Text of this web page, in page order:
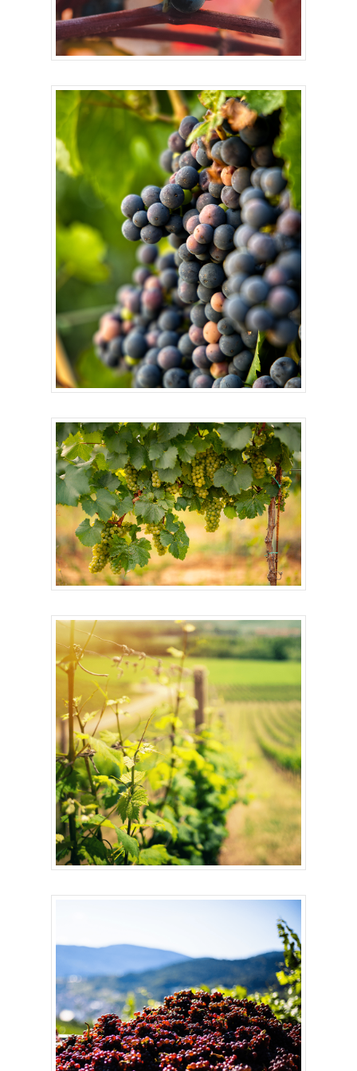
Le pays
Wow look at this!
This is an optional, highly
customizable off canvas
About Salient
The Castle
Unit 345
2500 Castle Dr
Manhattan, NY
T:+216 (0)40 3629 4753
E:hello@themenectar.com